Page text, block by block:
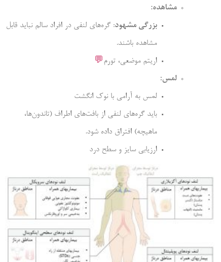
بزرگی مشهود: گره‌های لنفی در افراد سالم نباید قابل
مشاهده باشند.
اریتم موضعی، تورم 💬
لمس به آرامی با نوک انگشت
باید گره‌های لنفی از بافت‌های اطراف (تاندون‌ها،
ماهیچه) افتراق داده شود.
ارزیابی سایز و سطح درد